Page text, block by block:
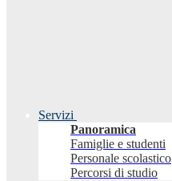
Servizi
Panoramica
Famiglie e studenti
Personale scolastico
Percorsi di studio